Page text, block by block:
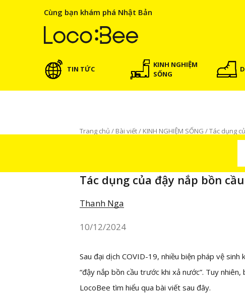
Cùng bạn khám phá Nhật Bản
TIN TỨC
KINH NGHIỆM
SỐNG
Trang chủ / Bài viết/ KINH NGHIỆM SỐNG /Tác dụng
Tác dụng của đậy nắp bồn
Thanh Nga
10/12/2024
Sau đại dịch COVID-19, nhiều biện pháp vệ
“đậy nắp bồn cầu trước khi xả nước”. Tuy
LocoBee tìm hiểu qua bài viết sau đây.